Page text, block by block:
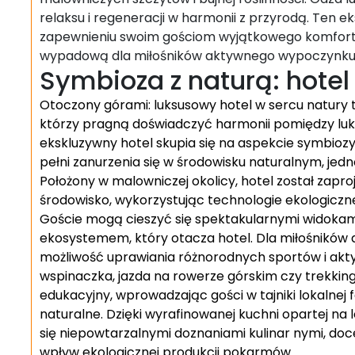
relaksu i regeneracji w harmonii z przyrodą. Ten
zapewnieniu swoim gościom wyjątkowego
wypadową dla miłośników aktywnego
Symbioza z naturą:
Otoczony górami: luksusowy hotel w sercu natury
którzy pragną doświadczyć harmonii pomiędzy
ekskluzywny hotel skupia się na aspekcie
pełni zanurzenia się w środowisku naturalnym,
Położony w malowniczej okolicy, hotel został
środowisko, wykorzystując technologie
Goście mogą cieszyć się spektakularnymi
ekosystemem, który otacza hotel. Dla
możliwość uprawiania różnorodnych sportów i
wspinaczka, jazda na rowerze górskim czy
edukacyjny, wprowadzając gości w tajniki
naturalne. Dzięki wyrafinowanej kuchni opartej na
się niepowtarzalnymi doznaniami kulinar nymi,